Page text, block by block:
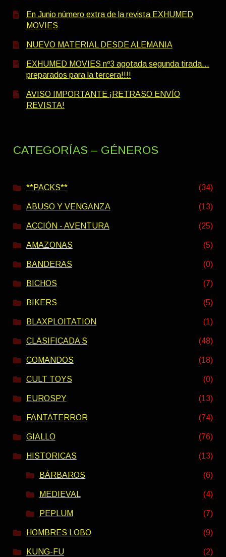
En Junio número extra de la revista EXHUMED
MOVIES
NUEVO MATERIAL DESDE ALEMANIA
EXHUMED MOVIES nº3 agotada segunda tirada…
preparados para la tercera!!!!
AVISO IMPORTANTE ¡RETRASO ENVÍO
REVISTA!
CATEGORÍAS – GÉNEROS
**PACKS** (34)
ABUSO Y VENGANZA (13)
ACCIÓN - AVENTURA (25)
AMAZONAS (5)
BANDERAS (0)
BICHOS (7)
BIKERS (5)
BLAXPLOITATION (1)
CLASIFICADA S (48)
COMANDOS (18)
CULT TOYS (0)
EUROSPY (13)
FANTATERROR (74)
GIALLO (76)
HISTORICAS (13)
BÁRBAROS (6)
MEDIEVAL (4)
PEPLUM (7)
HOMBRES LOBO (9)
KUNG-FU (2)